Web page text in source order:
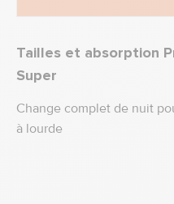
Tailles et absorption
Super
Change complet de nuit
à lourde